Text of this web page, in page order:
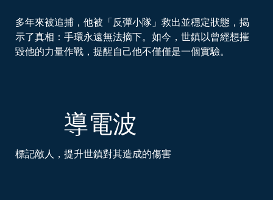
多年來被追捕，他被「反彈小隊」救出並穩定狀態，揭
示了真相：手環永遠無法摘下。如今，世鎮以曾經想摧
毀他的力量作戰，提醒自己他不僅僅是一個實驗。
導電波
標記敵人，提升世鎮對其造成的傷害